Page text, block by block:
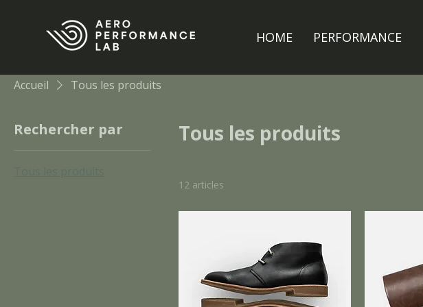
HOME PERFORMANCE
Accueil Tous les produits
Rechercher par Tous les produits
12 articles